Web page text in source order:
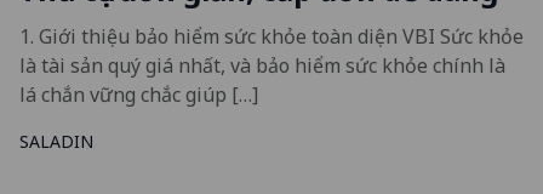
1. Giới thiệu bảo hiểm sức khỏe toàn diện VBI Sức khỏe
là tài sản quý giá nhất, và bảo hiểm sức khỏe chính là
lá chắn vững chắc giúp […]
SALADIN